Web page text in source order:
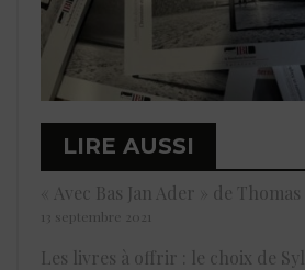
LIRE AUSSI
« Avec Bas Jan Ader » de
13 septembre 2021
Les livres à offrir : le choix de